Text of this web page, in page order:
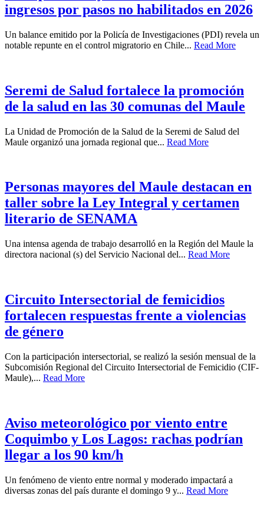
ingresos por pasos no habilitados en 2026
Un balance emitido por la Policía de Investigaciones (PDI) revela un
notable repunte en el control migratorio en Chile... Read More
Seremi de Salud fortalece la promoción
de la salud en las 30 comunas del Maule
La Unidad de Promoción de la Salud de la Seremi de Salud del
Maule organizó una jornada regional que... Read More
Personas mayores del Maule destacan en
taller sobre la Ley Integral y certamen
literario de SENAMA
Una intensa agenda de trabajo desarrolló en la Región del Maule la
directora nacional (s) del Servicio Nacional del... Read More
Circuito Intersectorial de femicidios
fortalecen respuestas frente a violencias
de género
Con la participación intersectorial, se realizó la sesión mensual de la
Subcomisión Regional del Circuito Intersectorial de Femicidio (CIF-
Maule),... Read More
Aviso meteorológico por viento entre
Coquimbo y Los Lagos: rachas podrían
llegar a los 90 km/h
Un fenómeno de viento entre normal y moderado impactará a
diversas zonas del país durante el domingo 9 y... Read More